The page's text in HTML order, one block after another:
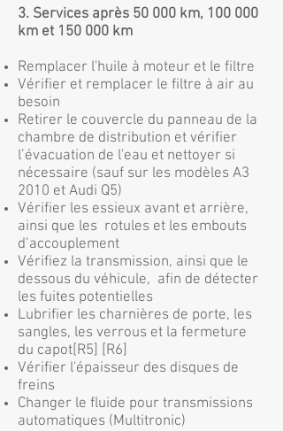
3. Services après 50 000 km, 100 000
km et 150 000 km
Remplacer l'huile à moteur et le filtre
Vérifier et remplacer le filtre à air au
besoin
Retirer le couvercle du panneau de la
chambre de distribution et vérifier
l’évacuation de l'eau et nettoyer si
nécessaire (sauf sur les modèles A3
2010 et Audi Q5)
Vérifier les essieux avant et arrière,
ainsi que les rotules et les embouts
d’accouplement
Vérifiez la transmission, ainsi que le
dessous du véhicule, afin de détecter
les fuites potentielles
Lubrifier les charnières de porte, les
sangles, les verrous et la fermeture
du capot[R5] [R6]
Vérifier l'épaisseur des disques de
freins
Changer le fluide pour transmissions
automatiques (Multitronic)